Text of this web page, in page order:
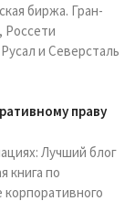
биржа. Гран-
Россети
и Северсталь
праву
Лучший блог
книга по